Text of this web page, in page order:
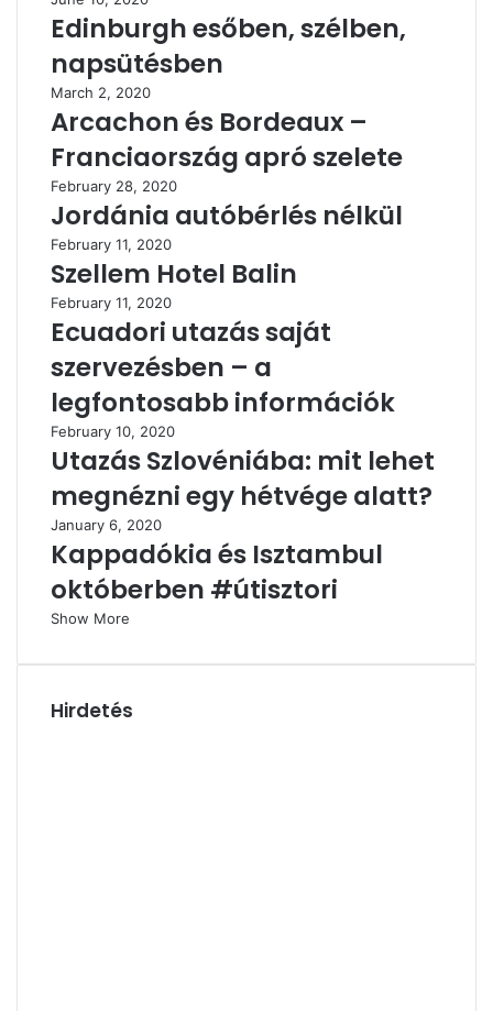
Edinburgh esőben, szélben,
napsütésben
March 2, 2020
Arcachon és Bordeaux –
Franciaország apró szelete
February 28, 2020
Jordánia autóbérlés nélkül
February 11, 2020
Szellem Hotel Balin
February 11, 2020
Ecuadori utazás saját
szervezésben – a
legfontosabb információk
February 10, 2020
Utazás Szlovéniába: mit lehet
megnézni egy hétvége alatt?
January 6, 2020
Kappadókia és Isztambul
októberben #útisztori
Show More
Hirdetés